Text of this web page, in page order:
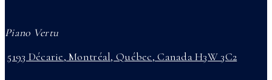
Piano Vertu
5193 Décarie, Montréal, Québec, Canada H3W 3C2